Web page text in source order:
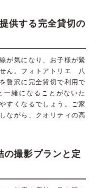
供する完全貸切の
が気になり、お子様が緊
ん。フォトアトリエ 八
贅沢に完全貸切で利用で
一緒になることがないた
すくなるでしょう。ご家
ながら、クオリティの高
の撮影プランと定